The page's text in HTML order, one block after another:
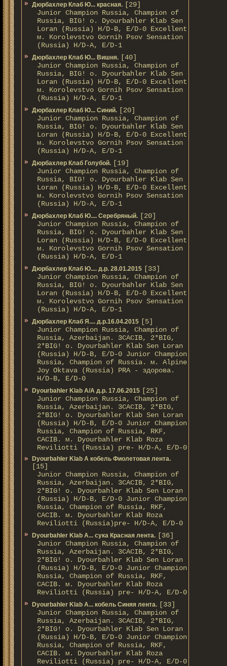
Дюрбахлер Клаб Ю... красная. [29]
Junior Champion Russia, Champion of
Russia, BIG! о. Dyourbahler Klab Sen
Loran (Russia) H/D-B, E/D-0 Excellent
м. Korolevstvo Gornih Psov Sensation
(Russia) H/D-A, E/D-1
Дюрбахлер Клаб Ю... Вишня. [40]
Junior Champion Russia, Champion of
Russia, BIG! о. Dyourbahler Klab Sen
Loran (Russia) H/D-B, E/D-0 Excellent
м. Korolevstvo Gornih Psov Sensation
(Russia) H/D-A, E/D-1
Дюрбахлер Клаб Ю... Синий. [20]
Junior Champion Russia, Champion of
Russia, BIG! о. Dyourbahler Klab Sen
Loran (Russia) H/D-B, E/D-0 Excellent
м. Korolevstvo Gornih Psov Sensation
(Russia) H/D-A, E/D-1
Дюрбахлер Клаб Голубой. [19]
Junior Champion Russia, Champion of
Russia, BIG! о. Dyourbahler Klab Sen
Loran (Russia) H/D-B, E/D-0 Excellent
м. Korolevstvo Gornih Psov Sensation
(Russia) H/D-A, E/D-1
Дюрбахлер Клаб Ю.... Серебряный. [20]
Junior Champion Russia, Champion of
Russia, BIG! о. Dyourbahler Klab Sen
Loran (Russia) H/D-B, E/D-0 Excellent
м. Korolevstvo Gornih Psov Sensation
(Russia) H/D-A, E/D-1
Дюрбахлер Клаб Ю.... д.р. 28.01.2015 [33]
Junior Champion Russia, Champion of
Russia, BIG! о. Dyourbahler Klab Sen
Loran (Russia) H/D-B, E/D-0 Excellent
м. Korolevstvo Gornih Psov Sensation
(Russia) H/D-A, E/D-1
Дюрбахлер Клаб Я.... д.р.16.04.2015 [5]
Junior Champion Russia, Champion of
Russia, Azerbaijan. 3CACIB, 2*BIG,
2*BIG! о. Dyourbahler Klab Sen Loran
(Russia) H/D-B, E/D-0 Junior Champion
Russia, Champion of Russia. м. Alpine
Joy Oktava (Russia) PRA - здорова.
H/D-B, E/D-0
Dyourbahler Klab A/А д.р. 17.06.2015 [25]
Junior Champion Russia, Champion of
Russia, Azerbaijan. 3CACIB, 2*BIG,
2*BIG! о. Dyourbahler Klab Sen Loran
(Russia) H/D-B, E/D-0 Junior Champion
Russia, Champion of Russia, RKF,
CACIB. м. Dyourbahler Klab Roza
Reviliotti (Russia) pre- H/D-A, E/D-0
Dyourbahler Klab A кобель Фиолетовая лента.
[15]
Junior Champion Russia, Champion of
Russia, Azerbaijan. 3CACIB, 2*BIG,
2*BIG! о. Dyourbahler Klab Sen Loran
(Russia) H/D-B, E/D-0 Junior Champion
Russia, Champion of Russia, RKF,
CACIB. м. Dyourbahler Klab Roza
Reviliotti (Russia)pre- H/D-A, E/D-0
Dyourbahler Klab A... сука Красная лента. [36]
Junior Champion Russia, Champion of
Russia, Azerbaijan. 3CACIB, 2*BIG,
2*BIG! о. Dyourbahler Klab Sen Loran
(Russia) H/D-B, E/D-0 Junior Champion
Russia, Champion of Russia, RKF,
CACIB. м. Dyourbahler Klab Roza
Reviliotti (Russia) pre- H/D-A, E/D-0
Dyourbahler Klab A... кобель Синяя лента. [33]
Junior Champion Russia, Champion of
Russia, Azerbaijan. 3CACIB, 2*BIG,
2*BIG! о. Dyourbahler Klab Sen Loran
(Russia) H/D-B, E/D-0 Junior Champion
Russia, Champion of Russia, RKF,
CACIB. м. Dyourbahler Klab Roza
Reviliotti (Russia) pre- H/D-A, E/D-0